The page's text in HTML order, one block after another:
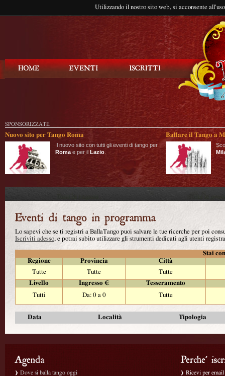
Utilizzando il nostro sito web, si acconsente
SPONSORIZZATE
Nuovo sito per Tango Roma
Il nuovo sito con tutti gli eventi di tango per
Roma e per il Lazio
Ballare il Tango a
Lo sapevi che se ti registri a BallaTango puoi salvare le tue ricerche per poi
Iscriviti adesso, e potrai subito utilizzare gli strumenti dedicati agli utenti
Stai
Regione
Provincia
Città
Tutte
Tutte
Tutte
Livello
Ingresso €
Tesseramento
Tutti
Da: 0 a 0 Tutte
Data Località Tipologia
Dove si balla tango oggi
Ricevi per